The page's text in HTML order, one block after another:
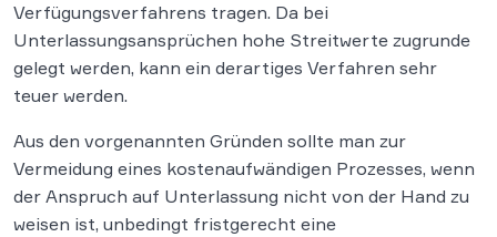
Verfügungsverfahrens tragen. Da bei
Unterlassungsansprüchen hohe Streitwerte zugrunde
gelegt werden, kann ein derartiges Verfahren sehr
teuer werden.
Aus den vorgenannten Gründen sollte man zur
Vermeidung eines kostenaufwändigen Prozesses, wenn
der Anspruch auf Unterlassung nicht von der Hand zu
weisen ist, unbedingt fristgerecht eine